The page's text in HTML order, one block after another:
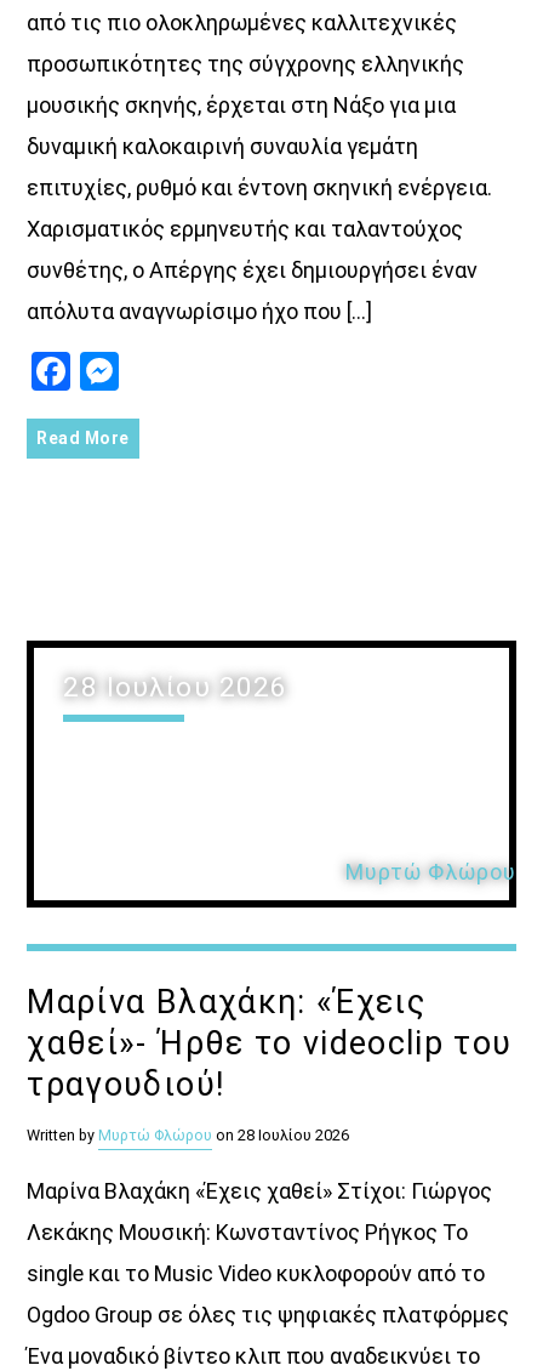
από τις πιο ολοκληρωμένες καλλιτεχνικές
προσωπικότητες της σύγχρονης ελληνικής
μουσικής σκηνής, έρχεται στη Νάξο για μια
δυναμική καλοκαιρινή συναυλία γεμάτη
επιτυχίες, ρυθμό και έντονη σκηνική ενέργεια.
Χαρισματικός ερμηνευτής και ταλαντούχος
συνθέτης, ο Απέργης έχει δημιουργήσει έναν
απόλυτα αναγνωρίσιμο ήχο που […]
Facebook
Read More
28 Ιουλίου 2026
Μυρτώ Φλώρου
Μαρίνα Βλαχάκη: «Έχεις
χαθεί»- Ήρθε το videoclip του
τραγουδιού!
Written byΜυρτώ Φλώρου on 28 Ιουλίου 2026
Μαρίνα Βλαχάκη «Έχεις χαθεί» Στίχοι: Γιώργος
Λεκάκης Μουσική: Κωνσταντίνος Ρήγκος Το
single και το Music Video κυκλοφορούν από το
Ogdoo Group σε όλες τις ψηφιακές πλατφόρμες
Ένα μοναδικό βίντεο κλιπ που αναδεικνύει το